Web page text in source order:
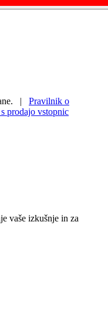
. | Pravilnik o
prodajo vstopnic
vaše izkušnje in za